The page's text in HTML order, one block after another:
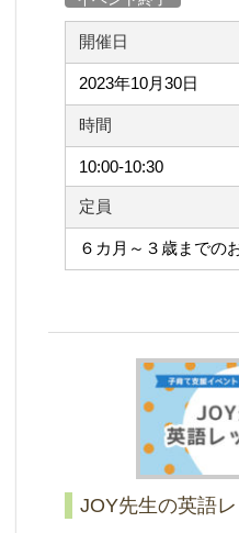
開催日
2023年10月30日
時間
10:00-10:30
定員
６カ月～３歳まで
JOY先生の英語